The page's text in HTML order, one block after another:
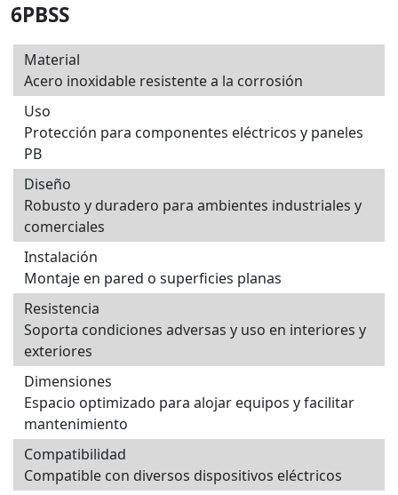
6PBSS
Material
Acero inoxidable resistente a la corrosión
Uso
Protección para componentes eléctricos y paneles
PB
Diseño
Robusto y duradero para ambientes industriales y
comerciales
Instalación
Montaje en pared o superficies planas
Resistencia
Soporta condiciones adversas y uso en interiores y
exteriores
Dimensiones
Espacio optimizado para alojar equipos y facilitar
mantenimiento
Compatibilidad
Compatible con diversos dispositivos eléctricos